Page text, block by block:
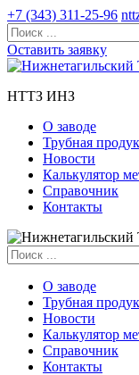
+7 (343) 311-25-96
Оставить заявку
НТТЗ ИНЗ
О заводе
Трубная
Новости
Калькулятор
Справочник
Контакты
О заводе
Трубная
Новости
Калькулятор
Справочник
Контакты